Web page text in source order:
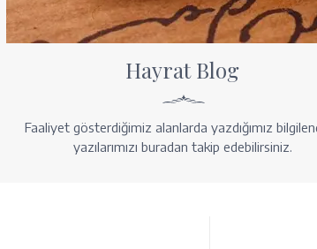
Hayrat Blog
Faaliyet gösterdiğimiz alanlarda yazdığımız
yazılarımızı buradan takip edebilirsiniz.